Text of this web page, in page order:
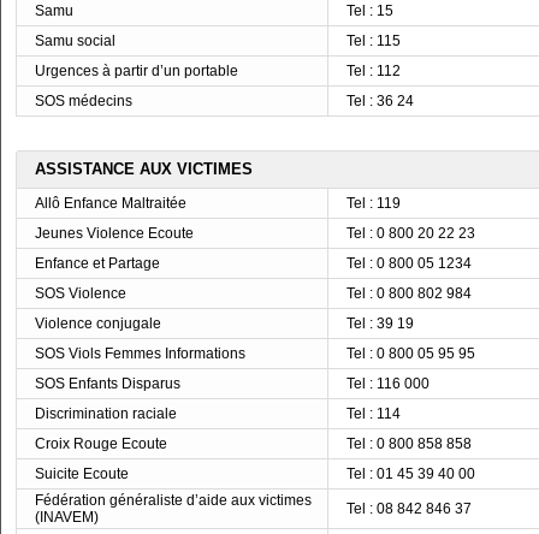
Samu
Tel : 15
Samu social
Tel : 115
Urgences à partir d’un portable
Tel : 112
SOS médecins
Tel : 36 24
ASSISTANCE AUX VICTIMES
Allô Enfance Maltraitée
Tel : 119
Jeunes Violence Ecoute
Tel : 0 800 20 22 23
Enfance et Partage
Tel : 0 800 05 1234
SOS Violence
Tel : 0 800 802 984
Violence conjugale
Tel : 39 19
SOS Viols Femmes Informations
Tel : 0 800 05 95 95
SOS Enfants Disparus
Tel : 116 000
Discrimination raciale
Tel : 114
Croix Rouge Ecoute
Tel : 0 800 858 858
Suicite Ecoute
Tel : 01 45 39 40 00
Fédération généraliste d’aide aux victimes
(INAVEM)
Tel : 08 842 846 37